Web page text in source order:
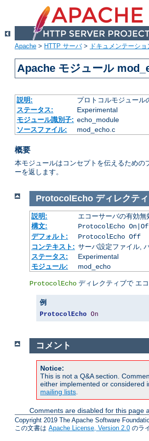
Apache > HTTP サーバ> ドキュメンテーショ
Apache モジュール
説明:
プロトコルモジュール
ステータス:
Experimental
モジュール識別子: echo_module
ソースファイル:
mod_echo.c
概要
本モジュールはコンセプトを伝えるため
ーを返します。
ProtocolEcho ディレクテ
説明:
エコーサーバの有効無
構文:
ProtocolEcho
デフォルト:
ProtocolEcho Off
コンテキスト: サーバ設定ファイル,
ステータス:
Experimental
モジュール:
mod_echo
ProtocolEcho ディレクティブで エ
例
ProtocolEcho On
コメント
Notice:
This is not a Q&A section.
either implemented or considered
mailing lists
Comments are disabled for this page
Copyright 2019 The Apache Software
この文書は Apache License, Version 2.0 のラ